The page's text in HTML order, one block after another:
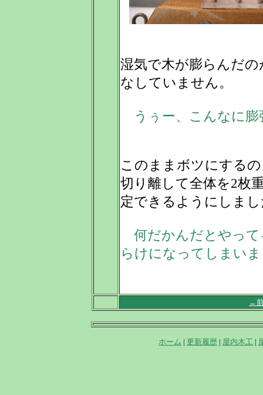
湿気で木が膨らんだ
なしていません。
うぅー、こんなに膨
このままボツにする
切り離して全体を2枚
定できるようにしま
何だかんだとやって
らけになってしまい
←
ホーム | 更新履歴 | 屋内木工 |